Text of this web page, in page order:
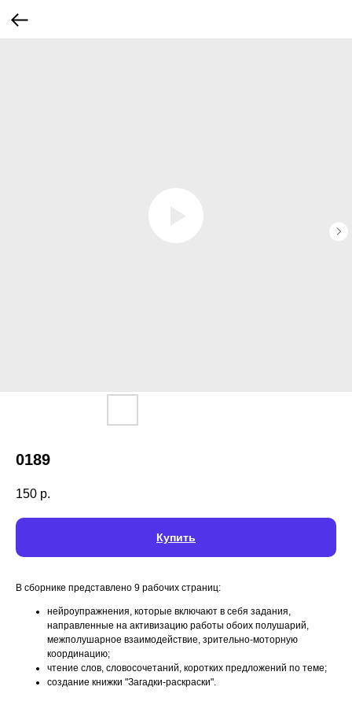
0189
150 р.
Купить
В сборнике представлено 9 рабочих страниц:
нейроупражнения, которые включают в себя задания,
направленные на активизацию работы обоих полушарий,
межполушарное взаимодействие, зрительно-моторную
координацию;
чтение слов, словосочетаний, коротких предложений по теме;
создание книжки "Загадки-раскраски".